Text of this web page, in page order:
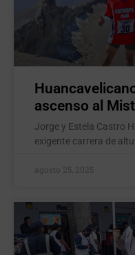
ascenso al
Jorge y Estela Castro
exigente carrera de
agosto 25, 2025